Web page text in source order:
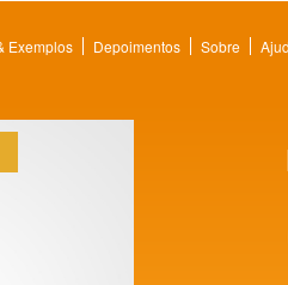
Exemplos Depoimentos Sobre